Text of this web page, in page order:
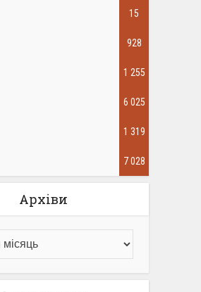
15
928
1 255
6 025
1 319
7 028
Архіви